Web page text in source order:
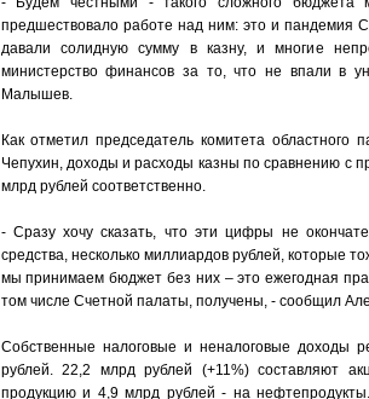
предшествовало работе над ним: это и пандемия
давали солидную сумму в казну, и многие
министерство финансов за то, что не впали в
Малышев.
Как отметил председатель комитета
Чепухин, доходы и расходы казны по сравнению с
млрд рублей соответственно.
- Сразу хочу сказать, что эти цифры не
средства, несколько миллиардов рублей, которые
мы принимаем бюджет без них – это ежегодная
том числе Счетной палаты, получены, - сообщил
Собственные налоговые и неналоговые доходы
рублей. 22,2 млрд рублей (+11%) составляют
продукцию и 4,9 млрд рублей - на